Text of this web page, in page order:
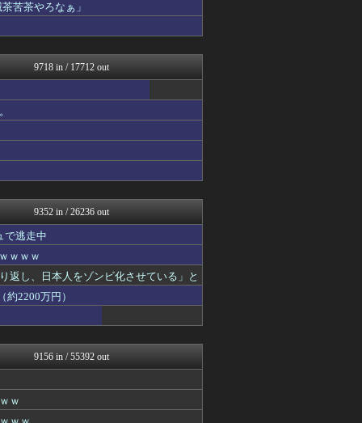
女子アナお宝画像速報－5c...
カンダタ速報
竜速（りゅうそく）
鬼女まとめ速報 -修羅場・...
怒り新党～仕返し・復讐・修...
大河ドラマ2ch
いたしん！
汎用型自作PCまとめ
軍事・ミリタリー速報☆彡
苦茶やろなぁ」
9718 in / 17712 out
9352 in / 26236 out
で逃走中
ｗｗｗ
返し、日本人をゾンビ化させている」と
2200万円）
9156 in / 55392 out
ｗ